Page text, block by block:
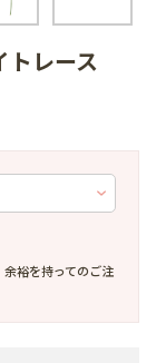
トレース
裕を持ってのご注